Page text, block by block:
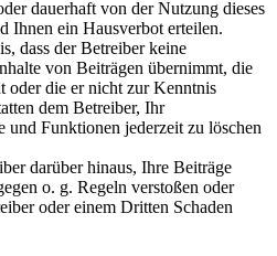
dauerhaft von der Nutzung dieses
Ihnen ein Hausverbot erteilen.
dass der Betreiber keine
von Beiträgen übernimmt, die
oder die er nicht zur Kenntnis
dem Betreiber, Ihr
und Funktionen jederzeit zu löschen
darüber hinaus, Ihre Beiträge
o. g. Regeln verstoßen oder
oder einem Dritten Schaden